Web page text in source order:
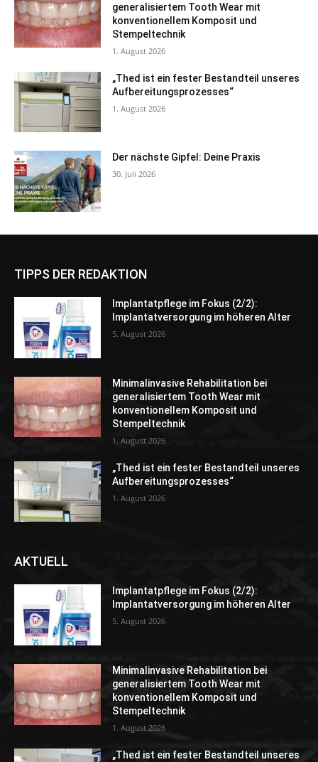
generalisiertem Tooth Wear mit
konventionellem Komposit und
Stempeltechnik
1. August 2026
„Thed ist ein fester Bestandteil unseres
Aufbereitungsprozesses“
1. August 2026
Der nächste Gipfel: Deine Praxis
30. Juli 2026
TIPPS DER REDAKTION
Implantatpflege im Fokus (2/2):
Implantatversorgung im höheren Alter
5. August 2026
Minimalinvasive Rehabilitation bei
generalisiertem Tooth Wear mit
konventionellem Komposit und
Stempeltechnik
1. August 2026
„Thed ist ein fester Bestandteil unseres
Aufbereitungsprozesses“
1. August 2026
AKTUELL
Implantatpflege im Fokus (2/2):
Implantatversorgung im höheren Alter
5. August 2026
Minimalinvasive Rehabilitation bei
generalisiertem Tooth Wear mit
konventionellem Komposit und
Stempeltechnik
1. August 2026
„Thed ist ein fester Bestandteil unseres